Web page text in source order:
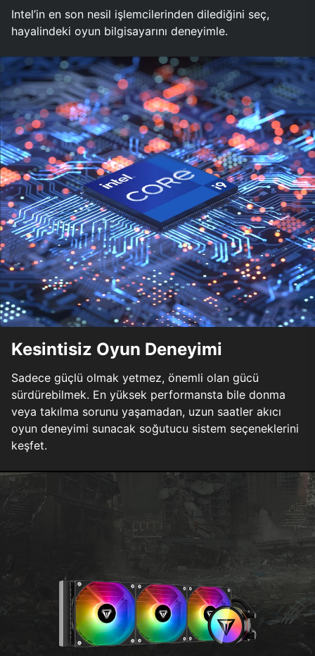
Intel’in en son nesil işlemcilerinden dilediğini seç,
hayalindeki oyun bilgisayarını deneyimle.
Kesintisiz Oyun Deneyimi
Sadece güçlü olmak yetmez, önemli olan gücü
sürdürebilmek. En yüksek performansta bile donma
veya takılma sorunu yaşamadan, uzun saatler akıcı
oyun deneyimi sunacak soğutucu sistem seçeneklerini
keşfet.